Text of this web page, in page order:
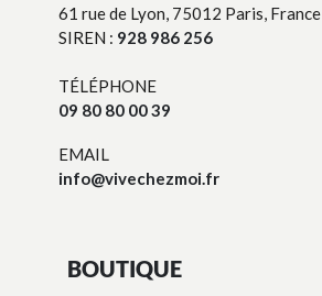
61 rue de Lyon, 75012 Paris, France
SIREN : 928 986 256
TÉLÉPHONE
09 80 80 00 39
EMAIL
info@vivechezmoi.fr
BOUTIQUE